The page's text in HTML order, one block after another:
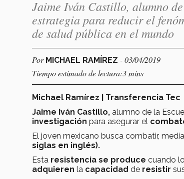
Jaime Iván Castillo, alumno
estrategia para reducir el
de salud pública en el mundo
Por MICHAEL RAMÍREZ - 03/04/2019
Tiempo estimado de lectura:3 mins
Michael Ramírez | Transferencia Tec
Jaime Iván Castillo, alumno de la
investigación para asegurar el
El joven mexicano busca combatir,
siglas en inglés).
Esta resistencia se produce cuando
adquieren la capacidad de resistir